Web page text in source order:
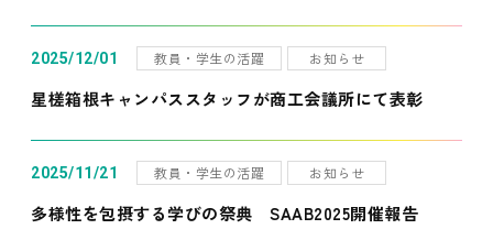
2025/12/01 教員・学生の活躍 お知らせ
星槎箱根キャンパススタッフが商工会議所にて表彰
2025/11/21 教員・学生の活躍 お知らせ
多様性を包摂する学びの祭典 SAAB2025開催報告